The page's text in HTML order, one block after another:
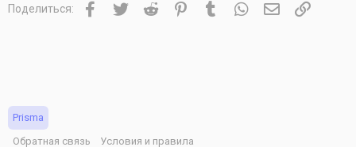
Поделиться: Facebook
TwitterReddit PinterestTumblrWhatsAppЭлектронная
Ссылка
Prisma
Обратная связь
Условия и правила